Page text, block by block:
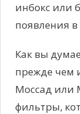
инбокс или
появления
Как вы
прежде чем
Моссад или
фильтры,